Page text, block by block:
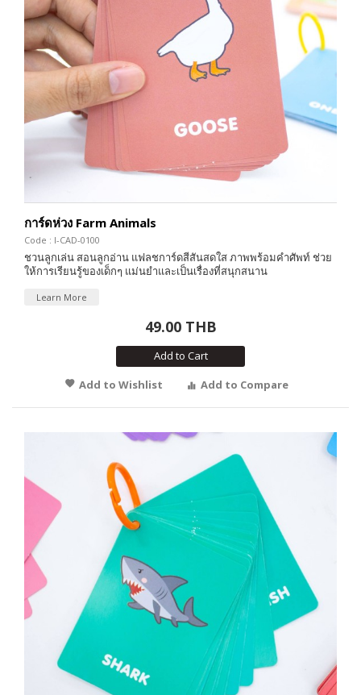
การ์ดห่วง Farm Animals
Code : I-CAD-0100
ชวนลูกเล่น สอนลูกอ่าน แฟลชการ์ดสีสันสดใส ภาพพร้อมคำศัพท์ ช่วย
ให้การเรียนรู้ของเด็กๆ แม่นยำและเป็นเรื่องที่สนุกสนาน
Learn More
49.00 THB
Add to Cart
Add to Wishlist
Add to Compare